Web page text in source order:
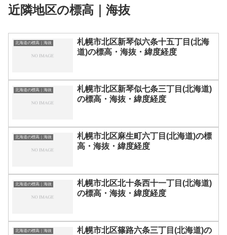
近隣地区の標高｜海抜
北海道の標高｜海抜
札幌市北区新琴似六条十五丁目(北海
道)の標高・海抜・緯度経度
北海道の標高｜海抜
札幌市北区新琴似七条三丁目(北海道)
の標高・海抜・緯度経度
北海道の標高｜海抜
札幌市北区麻生町六丁目(北海道)の標
高・海抜・緯度経度
北海道の標高｜海抜
札幌市北区北十条西十一丁目(北海道)
の標高・海抜・緯度経度
北海道の標高｜海抜
札幌市北区篠路六条三丁目(北海道)の